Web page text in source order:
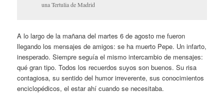
una Tertulia de Madrid
A lo largo de la mañana del martes 6 de agosto me fueron
llegando los mensajes de amigos: se ha muerto Pepe. Un infarto,
inesperado. Siempre seguía el mismo intercambio de mensajes:
qué gran tipo. Todos los recuerdos suyos son buenos. Su risa
contagiosa, su sentido del humor irreverente, sus conocimientos
enciclopédicos, el estar ahí cuando se necesitaba.